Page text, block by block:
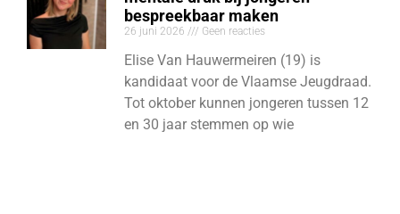
bespreekbaar maken
26 juni 2026 Geen reacties
Elise Van Hauwermeiren (19) is
kandidaat voor de Vlaamse Jeugdraad.
Tot oktober kunnen jongeren tussen 12
en 30 jaar stemmen op wie